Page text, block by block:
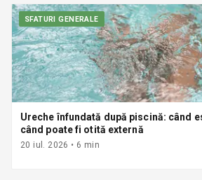
SFATURI GENERALE
Ureche înfundată după piscină: când
când poate fi otită externă
20 iul. 2026 • 6 min